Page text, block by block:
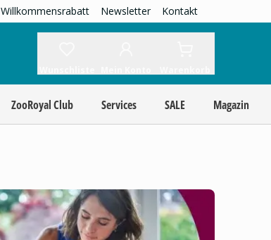
Willkommensrabatt Newsletter Kontakt
ZooRoyal Club Services SALE Magazin